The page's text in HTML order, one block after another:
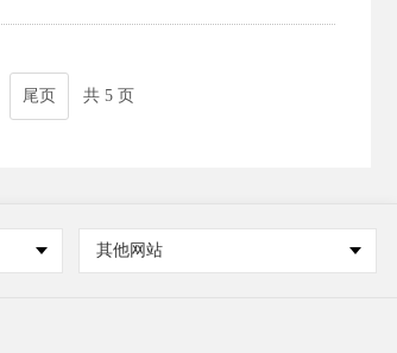
尾页 共 5 页
其他网站